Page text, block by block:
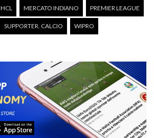
HCL MERCATO INDIANO PREMIER LEAGUE
SUPPORTER. CALCIO WIPRO